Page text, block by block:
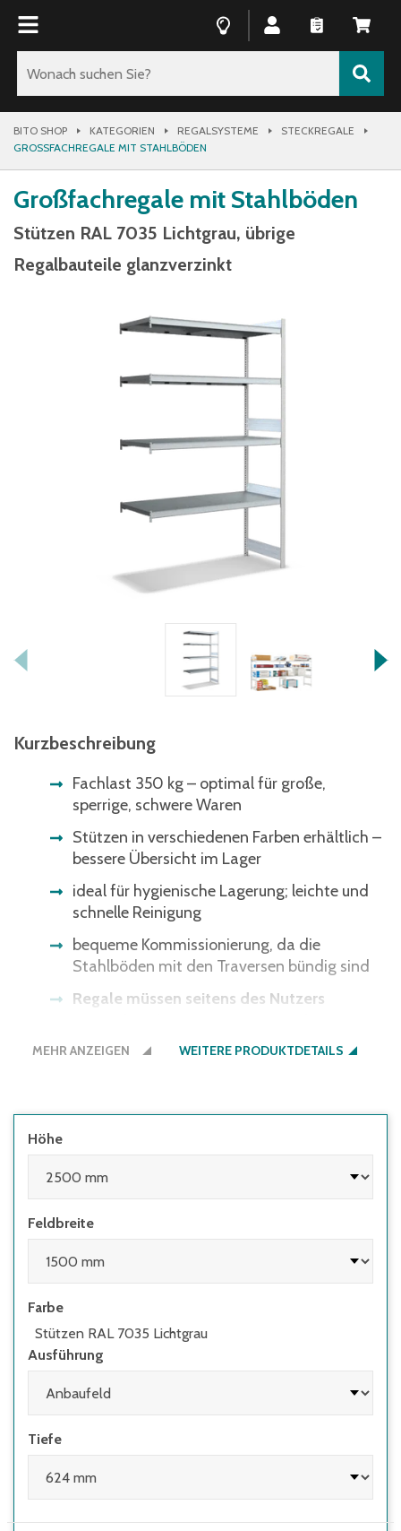
BITO SHOP KATEGORIEN REGALSYSTEME
STECKREGALE
GROSSFACHREGALE MIT STAHLBÖDEN
Großfachregale mit Stahlböden
Stützen RAL 7035 Lichtgrau, übrige
Regalbauteile glanzverzinkt
Kurzbeschreibung
Fachlast 350 kg – optimal für große,
sperrige, schwere Waren
Stützen in verschiedenen Farben erhältlich –
bessere Übersicht im Lager
ideal für hygienische Lagerung; leichte und
schnelle Reinigung
bequeme Kommissionierung, da die
Stahlböden mit den Traversen bündig sind
Regale müssen seitens des Nutzers
werden:
größer 4:1 ist
Elementen (z.B. Schubladen) und Regale mit
Leitern eingesetzt werden
MEHR ANZEIGEN WEITERE PRODUKTDETAILS
Höhe
Feldbreite
Farbe
Stützen RAL 7035 Lichtgrau
Ausführung
Tiefe